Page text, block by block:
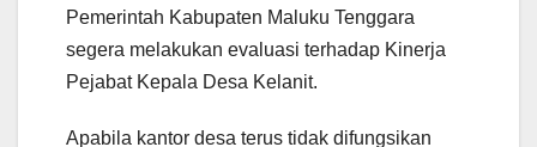
Pemerintah Kabupaten Maluku Tenggara
segera melakukan evaluasi terhadap Kinerja
Pejabat Kepala Desa Kelanit.
Apabila kantor desa terus tidak difungsikan